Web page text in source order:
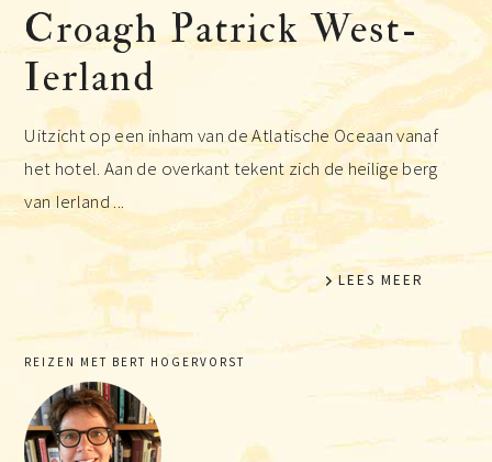
Croagh Patrick West-
Ierland
Uitzicht op een inham van de Atlatische Oceaan vanaf
het hotel. Aan de overkant tekent zich de heilige berg
van Ierland ...
LEES MEER
Primaire
Sidebar
REIZEN MET BERT HOGERVORST